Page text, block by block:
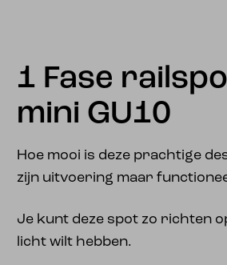
1 Fase
mini GU10
Hoe mooi is deze prachtige
zijn uitvoering maar
Je kunt deze spot zo richten
licht wilt hebben.